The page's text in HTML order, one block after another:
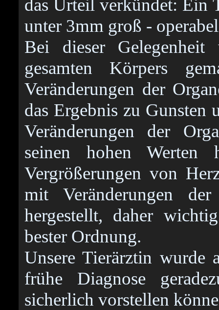
das Urteil verkündet: Ein
unter 3mm groß -
Bei dieser
gesamten Körpers
Veränderungen der
das Ergebnis zu Gunsten
Veränderungen der
seinen hohen
Vergrößerungen von
mit Veränderungen
hergestellt, daher
bester Ordnung.
Unsere Tierärztin
frühe Diagnose
sicherlich vorstellen